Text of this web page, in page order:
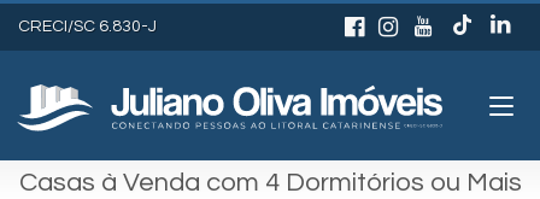
CRECI/SC 6.830-J
Casas à Venda com 4 Dormitórios ou Mais